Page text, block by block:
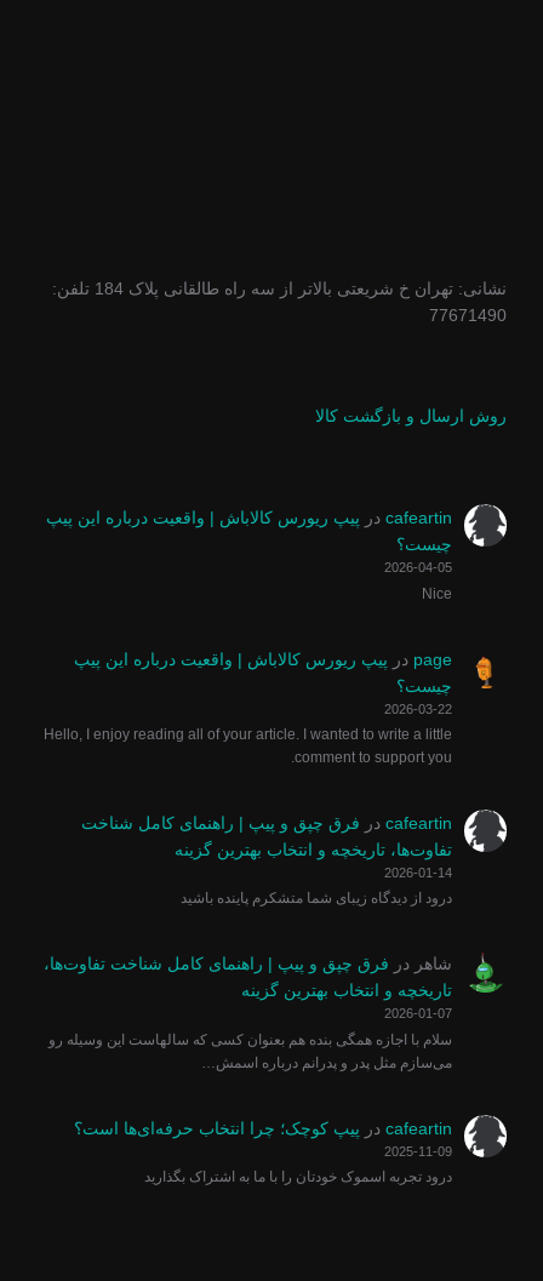
نشانی: تهران خ شریعتی بالاتر از سه راه طالقانی پلاک 184 تلفن:
77671490
روش ارسال و بازگشت کالا
cafeartin در پیپ ریورس کالاباش | واقعیت درباره این پیپ
چیست؟
2026-04-05
Nice
page در پیپ ریورس کالاباش | واقعیت درباره این پیپ
چیست؟
2026-03-22
Hello, I enjoy reading all of your article. I wanted to write a little
comment to support you.
cafeartin در فرق چپق و پیپ | راهنمای کامل شناخت
تفاوت‌ها، تاریخچه و انتخاب بهترین گزینه
2026-01-14
درود از دیدگاه زیبای شما متشکرم پاینده باشید
شاهر در فرق چپق و پیپ | راهنمای کامل شناخت تفاوت‌ها،
تاریخچه و انتخاب بهترین گزینه
2026-01-07
سلام با اجازه همگی بنده هم بعنوان کسی که سالهاست این وسیله رو
می‌سازم مثل پدر و پدرانم درباره اسمش…
cafeartin در پیپ کوچک؛ چرا انتخاب حرفه‌ای‌ها است؟
2025-11-09
درود تجربه اسموک خودتان را با ما به اشتراک بگذارید